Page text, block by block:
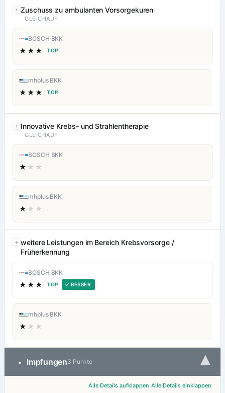
Zuschuss zu ambulanten Vorsorgekuren
GLEICHAUF
BOSCH BKK
★★★ TOP
mhplus BKK
★★★ TOP
Innovative Krebs- und Strahlentherapie
GLEICHAUF
BOSCH BKK
★ ★★
mhplus BKK
★ ★★
weitere Leistungen im Bereich Krebsvorsorge /
Früherkennung
BOSCH BKK
★★★ TOP ✓ BESSER
mhplus BKK
★ ★★
• Impfungen3 Punkte ▾
Alle Details aufklappen Alle Details einklappen